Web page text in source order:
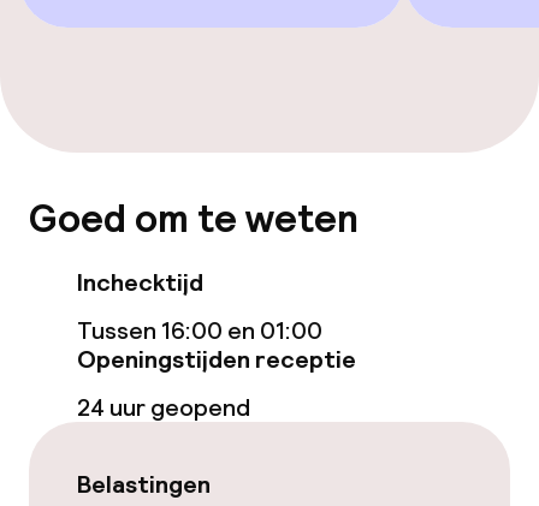
Entertainment
Eet- en drinkgelegenheden
Goed om te weten
Inchecktijd
Tussen 16:00 en 01:00
Openingstijden receptie
24 uur geopend
Belastingen